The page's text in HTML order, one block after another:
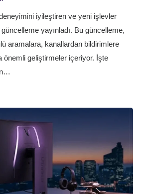
iyileştiren ve yeni işlevler
yayınladı. Bu güncelleme,
aramalara, kanallardan bildirimlere
önemli geliştirmeler içeriyor. İşte